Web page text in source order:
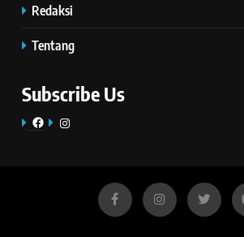
Redaksi
Tentang
Subscribe Us
FacebookInstagram